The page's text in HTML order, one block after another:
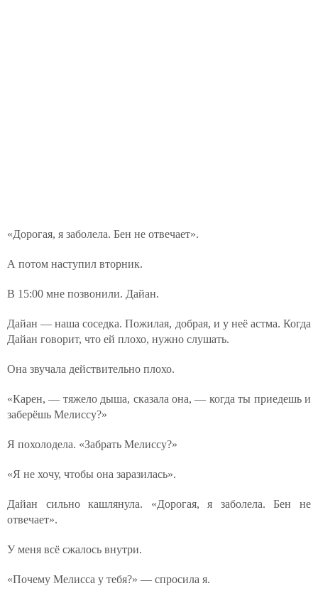
«Дорогая, я заболела. Бен не отвечает».
А потом наступил вторник.
В 15:00 мне позвонили. Дайан.
Дайан — наша соседка. Пожилая, добрая, и у неё астма. Когда
Дайан говорит, что ей плохо, нужно слушать.
Она звучала действительно плохо.
«Карен, — тяжело дыша, сказала она, — когда ты приедешь и
заберёшь Мелиссу?»
Я похолодела. «Забрать Мелиссу?»
«Я не хочу, чтобы она заразилась».
Дайан сильно кашлянула. «Дорогая, я заболела. Бен не
отвечает».
У меня всё сжалось внутри.
«Почему Мелисса у тебя?» — спросила я.